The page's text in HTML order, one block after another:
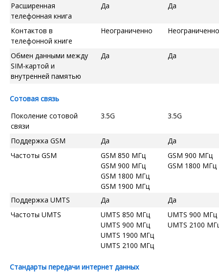
Расширенная
телефонная книга
Да Да
Контактов в
телефонной книге
Неограниченно Неограниченно
Обмен данными между
SIM-картой и
внутренней памятью
Да Да
Сотовая связь
Поколение сотовой
связи
3.5G 3.5G
Поддержка GSM Да
Да
Частоты GSM
GSM 850 МГц
GSM 900 МГц
GSM 1800 МГц
GSM 1900 МГц
GSM 900 МГц
GSM 1800 МГц
Поддержка UMTS Да
Да
Частоты UMTS
UMTS 850 МГц
UMTS 900 МГц
UMTS 1900 МГц
UMTS 2100 МГц
UMTS 900 МГц
UMTS 2100
Стандарты передачи интернет данных